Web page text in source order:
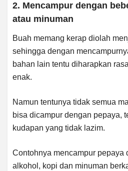
2. Mencampur dengan
atau minuman
Buah memang kerap diolah
sehingga dengan
bahan lain tentu diharapkan
enak.
Namun tentunya tidak semua
bisa dicampur dengan pepaya,
kudapan yang tidak lazim.
Contohnya mencampur pepaya
alkohol, kopi dan minuman